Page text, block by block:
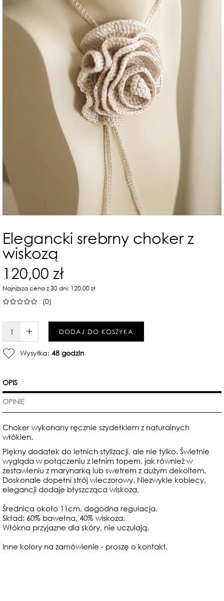
Elegancki srebrny choker z
wiskozą
120,00 zł
Najniższa cena z 30 dni: 120,00 zł
(0)
W KOSZYKU :)DODAJ DO KOSZYKA
Wysyłka: 48 godzin
OPIS
OPINIE
Choker wykonany ręcznie szydełkiem z naturalnych
włókien.
Piękny dodatek do letnich stylizacji, ale nie tylko. Świetnie
wygląda w połączeniu z letnim topem, jak również w
zestawieniu z marynarką lub swetrem z dużym dekoltem.
Doskonale dopełni strój wieczorowy. Niezwykle kobiecy,
elegancji dodaje błyszcząca wiskoza,
Średnica około 11cm, dogodna regulacja.
Skład: 60% bawełna, 40% wiskoza.
Włókna przyjazne dla skóry, nie uczulają.
Inne kolory na zamówienie - proszę o kontakt.